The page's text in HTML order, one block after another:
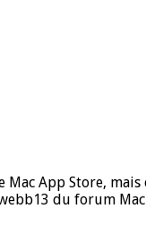
Mac App Store,
du forum